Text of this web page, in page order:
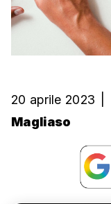
20 aprile 2023
Magliaso